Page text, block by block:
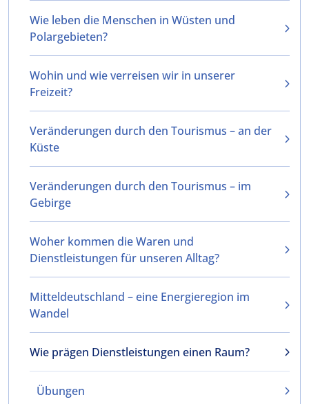
Wie leben die Menschen in Wüsten und
Polargebieten?
Wohin und wie verreisen wir in unserer
Freizeit?
Veränderungen durch den Tourismus – an der
Küste
Veränderungen durch den Tourismus – im
Gebirge
Woher kommen die Waren und
Dienstleistungen für unseren Alltag?
Mitteldeutschland – eine Energieregion im
Wandel
Wie prägen Dienstleistungen einen Raum?
Übungen